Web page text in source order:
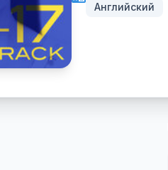
Английский